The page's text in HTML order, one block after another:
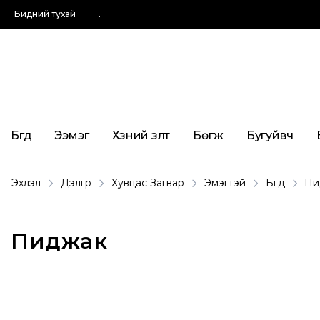
Бидний тухай .
Бүгд Ээмэг Хүзүүний зүүлт Бөгж Бугуйвч
Эхлэл Дэлгүүр Хувцас Загвар Эмэгтэй Бүгд
Пиджак